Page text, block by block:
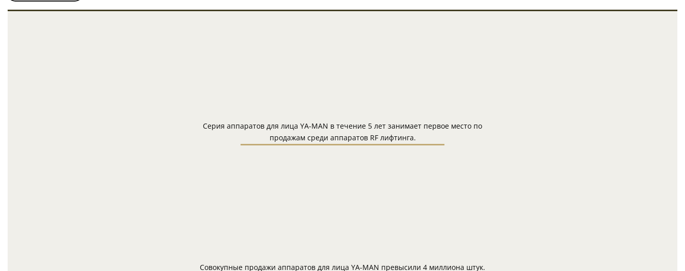
Серия аппаратов для лица YA-MAN в течение 5 лет занимает первое место по
продажам среди аппаратов RF лифтинга.
Совокупные продажи аппаратов для лица YA-MAN превысили 4 миллиона штук.